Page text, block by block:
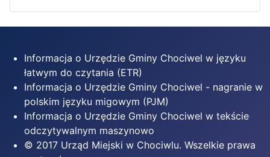
Informacja o Urzędzie Gminy Chociwel w języku
łatwym do czytania (ETR)
Informacja o Urzędzie Gminy Chociwel - nagranie w
polskim języku migowym (PJM)
Informacja o Urzędzie Gminy Chociwel w tekście
odczytywalnym maszynowo
© 2017 Urząd Miejski w Chociwlu. Wszelkie prawa